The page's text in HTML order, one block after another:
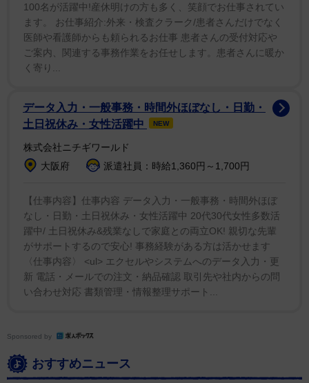
乾杯のあいさつや、MAXメンバーによる新婦友人代表
スピーチもあったという。「ファンの皆さんの優しさと
友人たちの優しさで40代ラストイヤーが忘れられないほ
どの想い出を作ってくれて感謝です!これからも沢山の幸
よろしくお願いします!」とあらためて感謝した。
100名が活躍中!産休明けの方も多く、笑顔でお仕事されてい
ます。 お仕事紹介:外来・検査クラーク/患者さんだけでなく
医師や看護師からも頼られるお仕事 患者さんの受付対応や
ご案内、関連する事務作業をお任せします。患者さんに暖か
く寄り...
データ入力・一般事務・時間外ほぼなし・日勤・
土日祝休み・女性活躍中
NEW
株式会社ニチギワールド
大阪府
派遣社員：時給1,360円～1,700円
【仕事内容】仕事内容 データ入力・一般事務・時間外ほぼ
なし・日勤・土日祝休み・女性活躍中 20代30代女性多数活
躍中/ 土日祝休み&残業なしで家庭との両立OK! 親切な先輩
がサポートするので安心! 事務経験がある方は活かせます
〈仕事内容〉 <ul> エクセルやシステムへのデータ入力・更
新 電話・メールでの注文・納品確認 取引先や社内からの問
い合わせ対応 書類管理・情報整理サポート...
Sponsored by
おすすめニュース